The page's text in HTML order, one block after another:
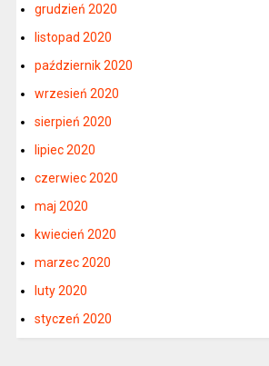
grudzień 2020
listopad 2020
październik 2020
wrzesień 2020
sierpień 2020
lipiec 2020
czerwiec 2020
maj 2020
kwiecień 2020
marzec 2020
luty 2020
styczeń 2020